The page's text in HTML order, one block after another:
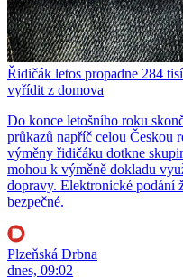
Řidičák letos propadne 284
vyřídit z domova
Do konce letošního roku
průkazů napříč celou Českou
výměny řidičáku dotkne
mohou k výměně dokladu
dopravy. Elektronické podání
bezpečné.
Plzeňská Drbna
dnes, 09:02